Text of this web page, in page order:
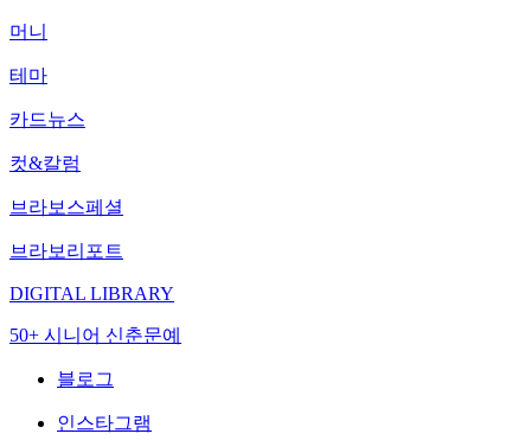
머니
테마
카드뉴스
컷&칼럼
브라보스페셜
브라보리포트
DIGITAL LIBRARY
50+ 시니어 신춘문예
블로그
인스타그램